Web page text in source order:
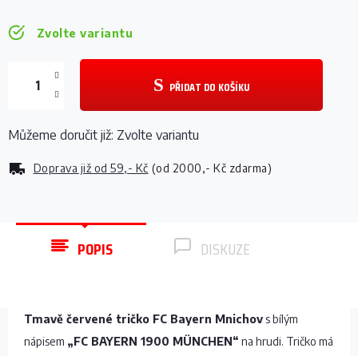
Zvolte variantu
Doprava již od 59,- Kč (od 2000,- Kč zdarma)
PŘIDAT DO KOŠÍKU
Můžeme doručit již: Zvolte variantu
POPIS DISKUZE
Tmavě červené tričko FC Bayern Mnichovs bílým
nápisem „FC BAYERN 1900 MÜNCHEN“ na hrudi. Tričko má